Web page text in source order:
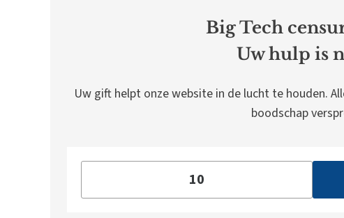
Big Tech
Uw hulp is
Uw gift helpt onze website in de lucht te houden.
boodschap